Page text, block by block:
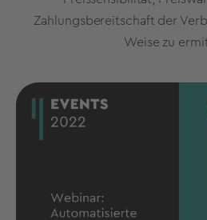
Zahlungsbereitschaft der
Weise zu